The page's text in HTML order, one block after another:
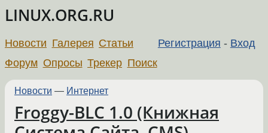
LINUX.ORG.RU
Регистрация - Вход
Новости Галерея Статьи
Форум Опросы Трекер Поиск
Новости — Интернет
Froggy-BLC 1.0 (Книжная